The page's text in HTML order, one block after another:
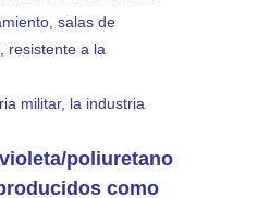
salas de
resistente a la
militar, la industria
poliuretano
como